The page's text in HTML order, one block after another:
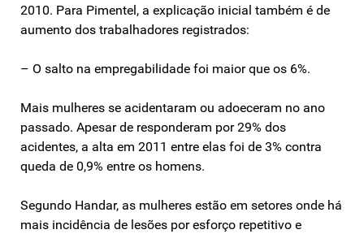
2010. Para Pimentel, a explicação inicial também é de
aumento dos trabalhadores registrados:
– O salto na empregabilidade foi maior que os 6%.
Mais mulheres se acidentaram ou adoeceram no ano
passado. Apesar de responderam por 29% dos
acidentes, a alta em 2011 entre elas foi de 3% contra
queda de 0,9% entre os homens.
Segundo Handar, as mulheres estão em setores onde há
mais incidência de lesões por esforço repetitivo e